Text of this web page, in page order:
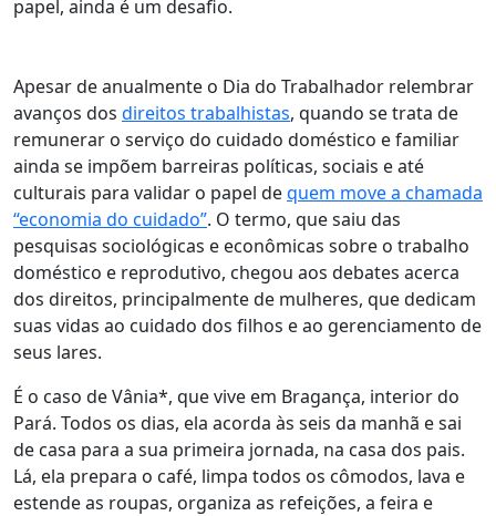
papel, ainda é um desafio.
Apesar de anualmente o Dia do Trabalhador relembrar
avanços dos direitos trabalhistas, quando se trata de
remunerar o serviço do cuidado doméstico e familiar
ainda se impõem barreiras políticas, sociais e até
culturais para validar o papel dequem move a chamada
“economia do cuidado”. O termo, que saiu das
pesquisas sociológicas e econômicas sobre o trabalho
doméstico e reprodutivo, chegou aos debates acerca
dos direitos, principalmente de mulheres, que dedicam
suas vidas ao cuidado dos filhos e ao gerenciamento de
seus lares.
É o caso de Vânia*, que vive em Bragança, interior do
Pará. Todos os dias, ela acorda às seis da manhã e sai
de casa para a sua primeira jornada, na casa dos pais.
Lá, ela prepara o café, limpa todos os cômodos, lava e
estende as roupas, organiza as refeições, a feira e